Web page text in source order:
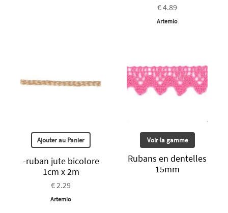
€ 4.89
Artemio
Ajouter au Panier
-ruban jute bicolore
1cm x 2m
€ 2.29
Artemio
Voir la gamme
Rubans en dentelles
15mm